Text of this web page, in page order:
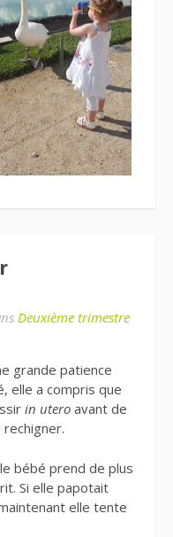
Deuxième trimestre
grande patience
elle a compris que
in utero avant de
bébé prend de plus
Si elle papotait
elle tente